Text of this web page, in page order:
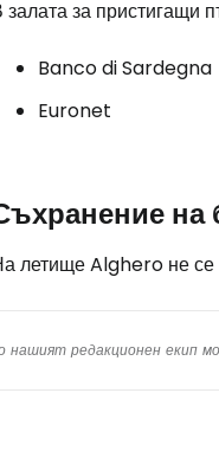
залата за пристигащи
Banco di Sardegna
Euronet
на
летище Alghero не се
редакционен екип